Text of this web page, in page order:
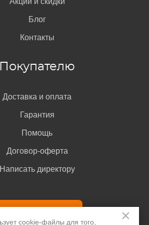
×
cookie-файлы для того,
на коробке от телефона HTC,
можно узнать при наборе
«О телефоне».
телефона HTC иногда наносится в
крышки. Если крышка съёмная,
Блог
Контакты
Покупателю
Доставка и оплата
Гарантия
Помощь
Договор-оферта
Написать директору